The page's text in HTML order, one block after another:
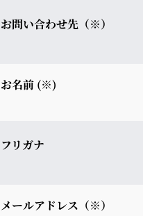
お問い合わせ先（※）
お名前 (※)
フリガナ
メールアドレス（※）